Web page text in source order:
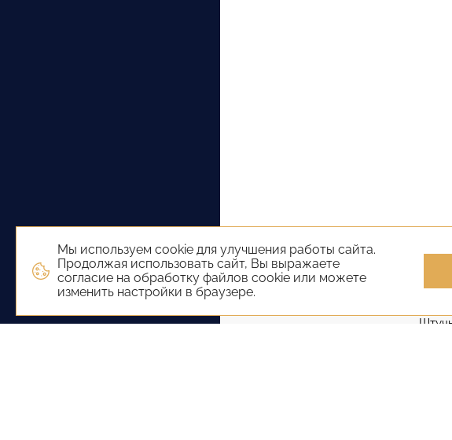
Мы используем cookie для улучшения работы сайта.
Продолжая использовать сайт, Вы выражаете
согласие на обработку файлов cookie или можете
изменить настройки в браузере.